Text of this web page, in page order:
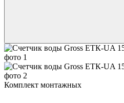
Комплект монтажных